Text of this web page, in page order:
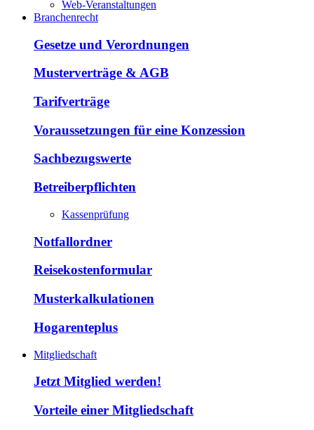
Web-Veranstaltungen
Branchenrecht
Gesetze und Verordnungen
Musterverträge & AGB
Tarifverträge
Voraussetzungen für eine Konzession
Sachbezugswerte
Betreiberpflichten
Kassenprüfung
Notfallordner
Reisekostenformular
Musterkalkulationen
Hogarenteplus
Mitgliedschaft
Jetzt Mitglied werden!
Vorteile einer Mitgliedschaft